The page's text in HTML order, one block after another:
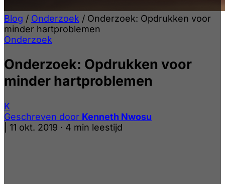
Blog / Onderzoek / Onderzoek: Opdrukken voor
minder hartproblemen
Onderzoek
Onderzoek: Opdrukken voor
minder hartproblemen
K
Geschreven door Kenneth Nwosu
11 okt. 2019 · 4 min leestijd